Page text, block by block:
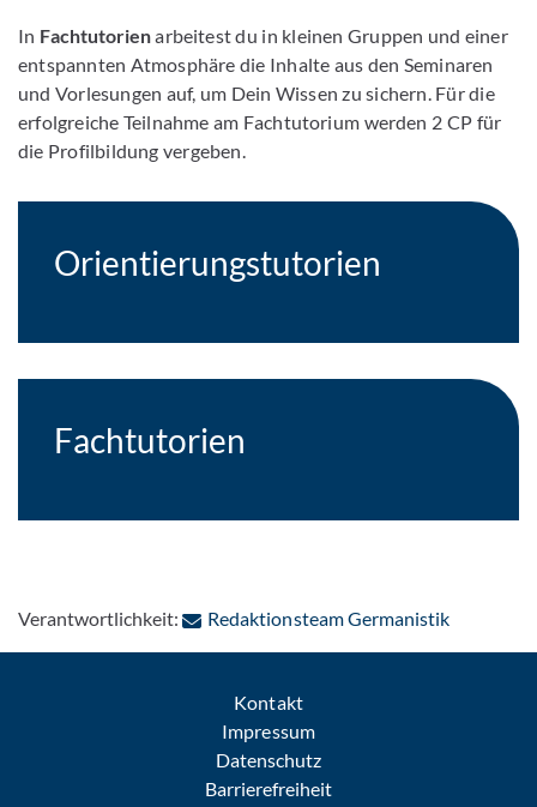
In Fachtutorienarbeitest du in kleinen Gruppen und einer
entspannten Atmosphäre die Inhalte aus den Seminaren
und Vorlesungen auf, um Dein Wissen zu sichern. Für die
erfolgreiche Teilnahme am Fachtutorium werden 2 CP für
die Profilbildung vergeben.
Orientierungstutorien
Fachtutorien
Verantwortlichkeit: Redaktionsteam Germanistik: Per E-
Kontakt
Impressum
Datenschutz
Barrierefreiheit